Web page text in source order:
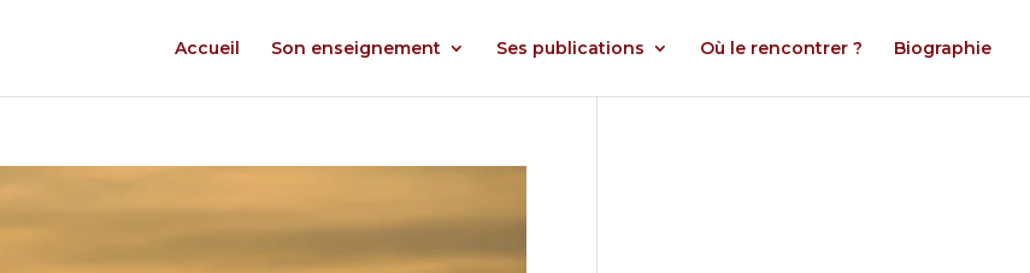
Accueil Son enseignement Ses publications Où le rencontrer ? Biographie